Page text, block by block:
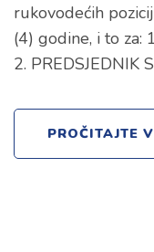
rukovodećih
(4) godine, i to za:
2. PREDSJEDNIK
PROČITAJTE